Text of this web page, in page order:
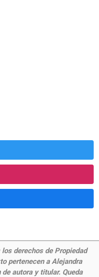
los derechos de Propiedad
pertenecen a Alejandra
autora y titular. Queda